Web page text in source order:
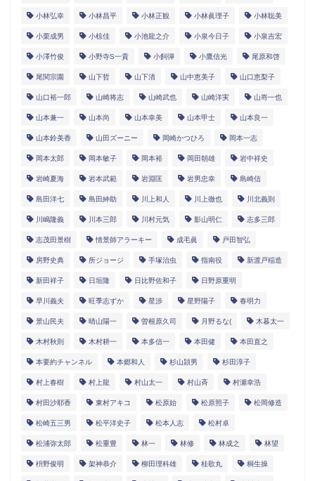
小林弘幸 小林昌平 小林正観 小林眞理子 小林聡美
小栗成男 小椋佳 小池龍之介 小泉今日子 小泉吉宏
小澤竹俊 小野寺S一貴 小飼弾 小鷹信光 尾原和啓
尾関宗園 山下哲 山下清 山中恵美子 山口恵梨子
山口裕一郎 山崎将志 山崎武也 山崎洋実 山嵜一也
山本兼一 山本尚 山本幸美 山本甲士 山本良一
山本鈴美香 山田ズーニー 岡崎かつひろ 岡本一志
岡本太郎 岡本敏子 岡本裕 岡田朝雄 岩中祥史
岩崎夏海 岩本武範 岩淵匡 岩男忠幸 島崎信
島田洋七 島田紳助 川上和人 川上徹也 川北義則
川嶋隆義 川本三郎 川村元気 影山明仁 志多三郎
志茂田景樹 情景師アラーキー 成毛眞 戸田智弘
房野史典 所ジョージ 手塚治虫 指南役 新渡戸稲造
新田祥子 日垣隆 日比野佐和子 日野原重明
早川義夫 旺季志ずか 星渉 星野陽子 春明力
景山民夫 晴山陽一 曽根原久司 月野るな( 木暮太一
木村秋則 木村耕一 本多信一 本田健 本田直之
本要約チャンネル 本郷和人 杉山頴男 杉田淳子
村上春樹 村上龍 村山太一 村山斉 村瀬幸浩
村田沙耶香 東村アキコ 松原始 松原照子 松岡修造
松崎五三男 松平洋史子 松本人志 松村卓
松浦弥太郎 松重豊 林一 林修 林成之 林望
枡野俊明 架神恭介 柳田理科雄 桂歌丸 桐生操